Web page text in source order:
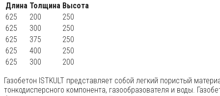
Длина Толщина Высота
625
200
250
625
300
250
625
375
250
625
400
250
625
300
200
Газобетон ISTKULT представляет собой легкий пористый
тонкодисперсного компонента, газообразователя и воды.